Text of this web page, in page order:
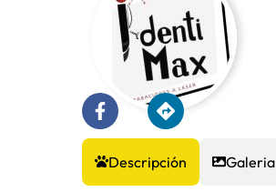
Descripción Galeria